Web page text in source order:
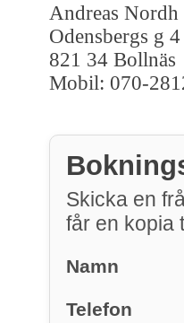
Andreas Nordh
Odensbergs g 4
821 34 Bollnäs
Mobil: 070-
Skicka en
får en kopia
Namn
Telefon